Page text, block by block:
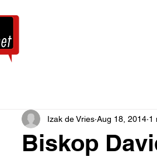
Biskop
Izak de Vries Aug 18, 2014 1